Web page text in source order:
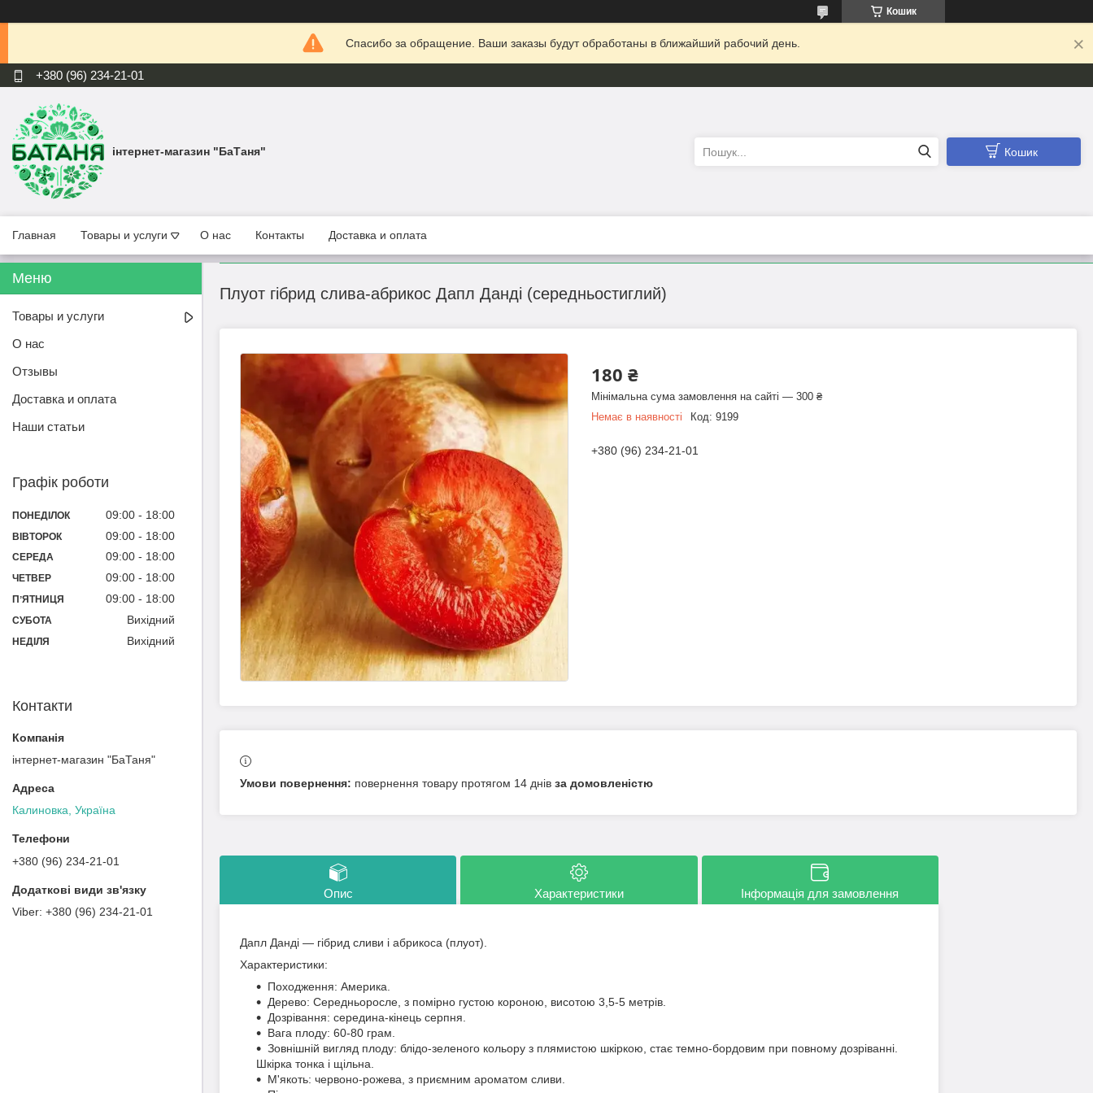
Кошик
Спасибо за обращение. Ваши заказы будут обработаны в ближайший рабочий день.
+380 (96) 234-21-01
інтернет-магазин "БаТаня" Кошик
Главная Товары и услуги О нас Контакты Доставка и оплата
Плуот гібрид слива-абрикос Дапл Данді (середньостиглий)
180 ₴
Мінімальна сума замовлення на сайті — 300 ₴
Немає в наявності
Код: 9199
+380 (96) 234-21-01
повернення товару протягом 14 днів за домовленістю
Опис Характеристики Інформація для замовлення
Дапл Данді — гібрид сливи і абрикоса (плуот).
Характеристики:
Походження: Америка.
Дерево: Середньоросле, з помірно густою короною, висотою 3,5-5 метрів.
Дозрівання: середина-кінець серпня.
Вага плоду: 60-80 грам.
Зовнішній вигляд плоду: блідо-зеленого кольору з плямистою шкіркою, стає темно-бордовим при повному дозріванні.
Шкірка тонка і щільна.
М'якоть: червоно-рожева, з приємним ароматом сливи.
Товары и услуги
О нас
Отзывы
Доставка и оплата
Наши статьи
Графік роботи
ПОНЕДІЛОК 09:00 18:00
ВІВТОРОК 09:00 18:00
СЕРЕДА 09:00 18:00
ЧЕТВЕР 09:00 18:00
ПʼЯТНИЦЯ 09:00 18:00
СУБОТА Вихідний
НЕДІЛЯ Вихідний
Контакти
інтернет-магазин "БаТаня"
Калиновка, Україна
+380 (96) 234-21-01
+380 (96) 234-21-01